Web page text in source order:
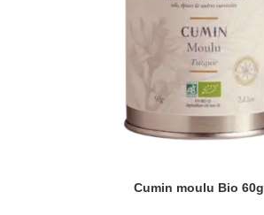
Cumin moulu Bio 60g